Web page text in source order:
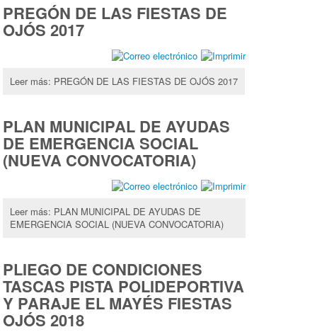
PREGÓN DE LAS FIESTAS DE
OJÓS 2017
Leer más: PREGÓN DE LAS FIESTAS DE OJÓS 2017
PLAN MUNICIPAL DE AYUDAS
DE EMERGENCIA SOCIAL
(NUEVA CONVOCATORIA)
Leer más: PLAN MUNICIPAL DE AYUDAS DE
EMERGENCIA SOCIAL (NUEVA CONVOCATORIA)
PLIEGO DE CONDICIONES
TASCAS PISTA POLIDEPORTIVA
Y PARAJE EL MAYÉS FIESTAS
OJÓS 2018